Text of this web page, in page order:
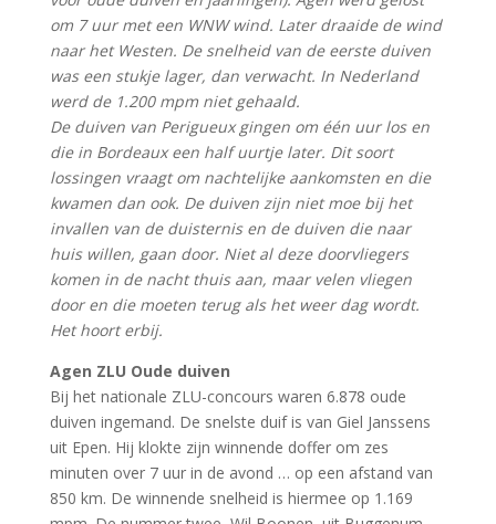
om 7 uur met een WNW wind. Later draaide de wind
naar het Westen. De snelheid van de eerste duiven
was een stukje lager, dan verwacht. In Nederland
werd de 1.200 mpm niet gehaald.
De duiven van Perigueux gingen om één uur los en
die in Bordeaux een half uurtje later. Dit soort
lossingen vraagt om nachtelijke aankomsten en die
kwamen dan ook. De duiven zijn niet moe bij het
invallen van de duisternis en de duiven die naar
huis willen, gaan door. Niet al deze doorvliegers
komen in de nacht thuis aan, maar velen vliegen
door en die moeten terug als het weer dag wordt.
Het hoort erbij.
Agen ZLU Oude duiven
Bij het nationale ZLU-concours waren 6.878 oude
duiven ingemand. De snelste duif is van Giel Janssens
uit Epen. Hij klokte zijn winnende doffer om zes
minuten over 7 uur in de avond … op een afstand van
850 km. De winnende snelheid is hiermee op 1.169